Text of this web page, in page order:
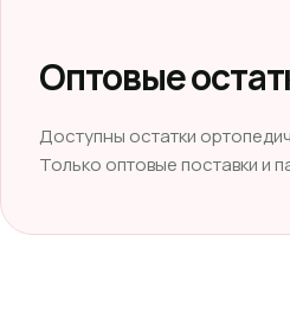
Оптовые
Доступны остатки
Только оптовые поставки и